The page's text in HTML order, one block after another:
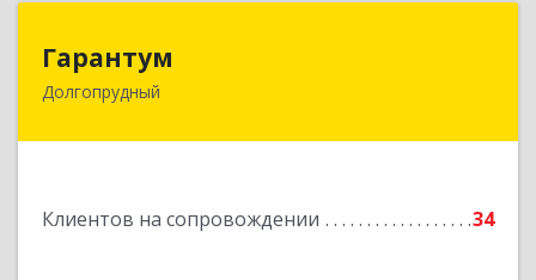
Гарантум
Долгопрудный
Клиентов на сопровождении 34
141707, Московская обл, Долгопрудный г,